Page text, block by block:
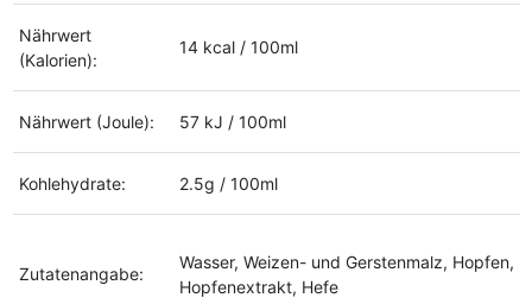
Nährwert
(Kalorien):
14 kcal / 100ml
Nährwert (Joule): 57 kJ / 100ml
Kohlehydrate: 2.5g / 100ml
Zutatenangabe:
Wasser, Weizen- und Gerstenmalz, Hopfen,
Hopfenextrakt, Hefe